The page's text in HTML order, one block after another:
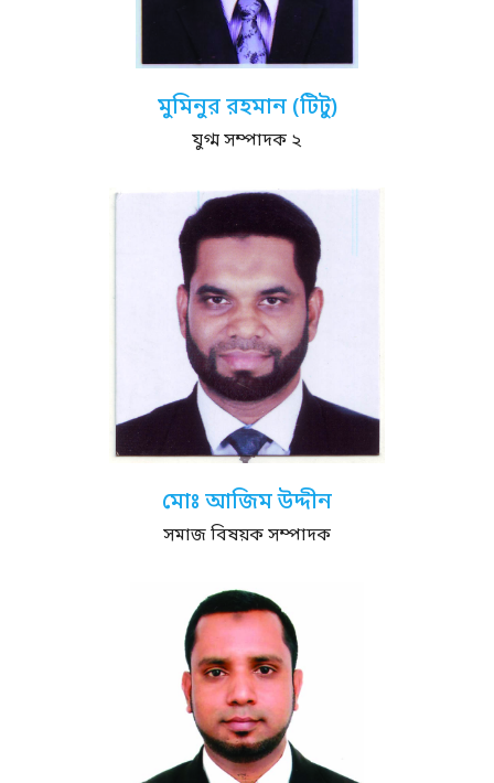
মুমিনুর রহমান (টিটু)
যুগ্ম সম্পাদক ২
মোঃ আজিম উদ্দীন
সমাজ বিষয়ক সম্পাদক